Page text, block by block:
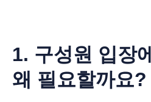
1. 구성원 입장
왜 필요할까요?